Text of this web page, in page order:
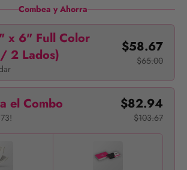
Combea y Ahorra
x 6" Full Color
2 Lados)
$58.67
$65.00
el Combo $82.94
$103.67